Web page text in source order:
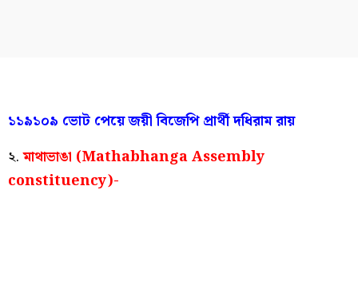
১১৯১০৯ ভোট পেয়ে জয়ী বিজেপি প্রার্থী দধিরাম রায়
২.মাথাভাঙা (Mathabhanga Assembly
constituency)-